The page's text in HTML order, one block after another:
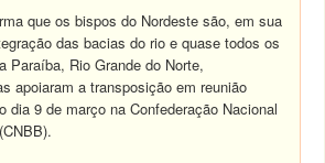
que os bispos do Nordeste são, em sua
das bacias do rio e quase todos os
Paraíba, Rio Grande do Norte,
apoiaram a transposição em reunião
dia 9 de março na Confederação Nacional